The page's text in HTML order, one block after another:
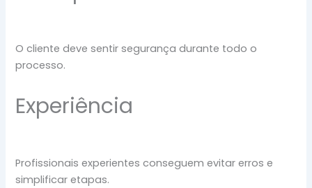
O cliente deve sentir segurança durante todo o
processo.
Experiência
Profissionais experientes conseguem evitar erros e
simplificar etapas.